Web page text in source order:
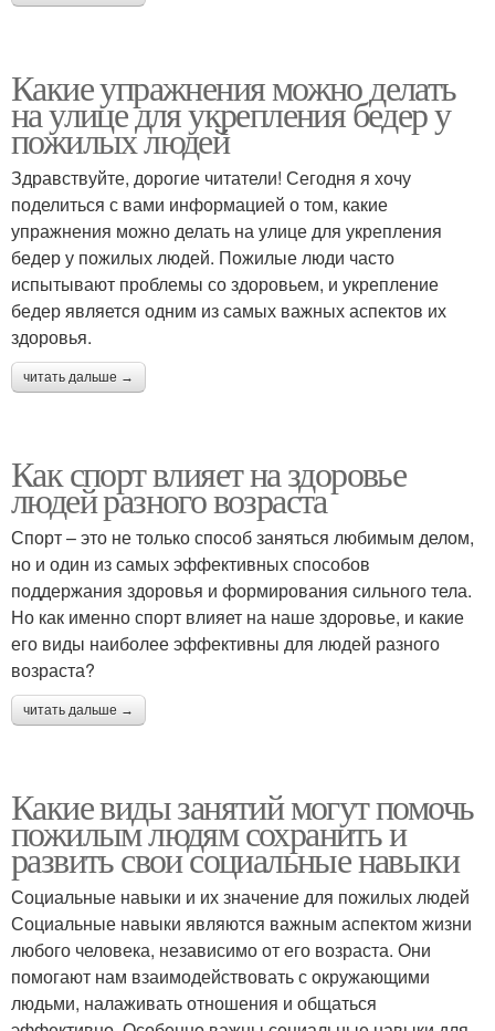
Какие упражнения можно делать
на улице для укрепления бедер у
пожилых людей
Здравствуйте, дорогие читатели! Сегодня я хочу
поделиться с вами информацией о том, какие
упражнения можно делать на улице для укрепления
бедер у пожилых людей. Пожилые люди часто
испытывают проблемы со здоровьем, и укрепление
бедер является одним из самых важных аспектов их
здоровья.
читать дальше →
Как спорт влияет на здоровье
людей разного возраста
Спорт – это не только способ заняться любимым делом,
но и один из самых эффективных способов
поддержания здоровья и формирования сильного тела.
Но как именно спорт влияет на наше здоровье, и какие
его виды наиболее эффективны для людей разного
возраста?
читать дальше →
Какие виды занятий могут помочь
пожилым людям сохранить и
развить свои социальные навыки
Социальные навыки и их значение для пожилых людей
Социальные навыки являются важным аспектом жизни
любого человека, независимо от его возраста. Они
помогают нам взаимодействовать с окружающими
людьми, налаживать отношения и общаться